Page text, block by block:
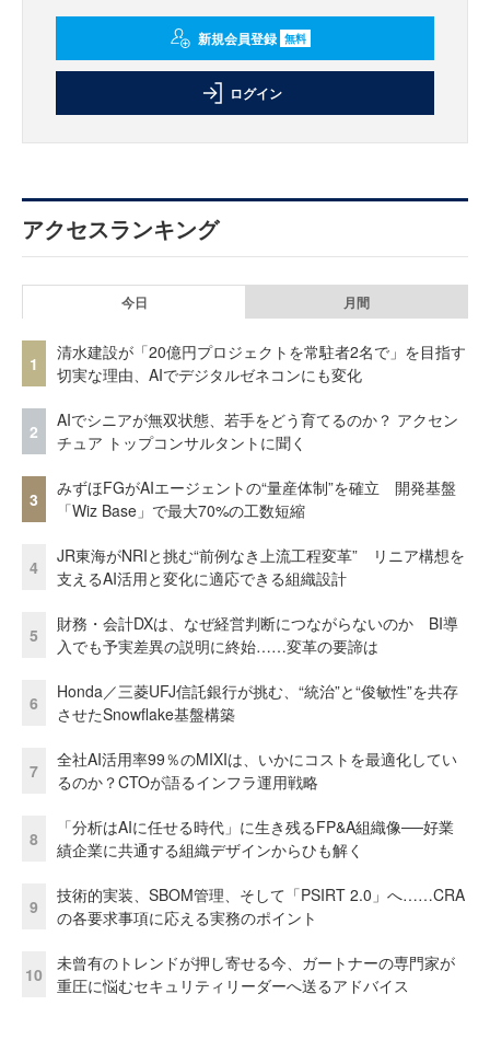
新規会員登録 無料
ログイン
アクセスランキング
今日 月間
1
清水建設が「20億円プロジェクトを常駐者2名で」を目指す
切実な理由、AIでデジタルゼネコンにも変化
2
AIでシニアが無双状態、若手をどう育てるのか？ アクセン
チュア トップコンサルタントに聞く
3
みずほFGがAIエージェントの“量産体制”を確立 開発基盤
「Wiz Base」で最大70%の工数短縮
4
JR東海がNRIと挑む“前例なき上流工程変革” リニア構想を
支えるAI活用と変化に適応できる組織設計
5
財務・会計DXは、なぜ経営判断につながらないのか BI導
入でも予実差異の説明に終始……変革の要諦は
6
Honda／三菱UFJ信託銀行が挑む、“統治”と“俊敏性”を共存
させたSnowflake基盤構築
7
全社AI活用率99％のMIXIは、いかにコストを最適化してい
るのか？CTOが語るインフラ運用戦略
8
「分析はAIに任せる時代」に生き残るFP&A組織像──好業
績企業に共通する組織デザインからひも解く
9
技術的実装、SBOM管理、そして「PSIRT 2.0」へ……CRA
の各要求事項に応える実務のポイント
10
未曾有のトレンドが押し寄せる今、ガートナーの専門家が
重圧に悩むセキュリティリーダーへ送るアドバイス